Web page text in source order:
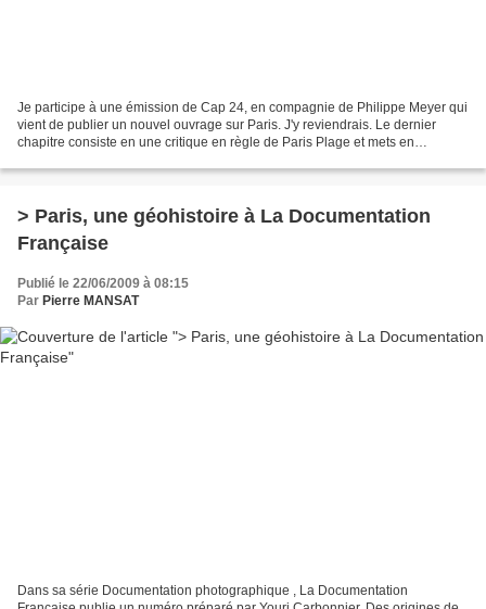
Je participe à une émission de Cap 24, en compagnie de Philippe Meyer qui
vient de publier un nouvel ouvrage sur Paris. J'y reviendrais. Le dernier
chapitre consiste en une critique en règle de Paris Plage et mets en
> Paris, une géohistoire à La Documentation
Française
Publié le 22/06/2009 à 08:15
Par Pierre MANSAT
Dans sa série Documentation photographique , La Documentation